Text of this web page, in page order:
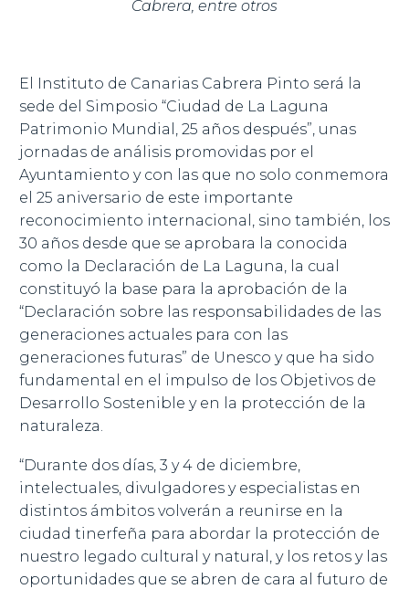
Cabrera, entre otros
El Instituto de Canarias Cabrera Pinto será la
sede del Simposio “Ciudad de La Laguna
Patrimonio Mundial, 25 años después”, unas
jornadas de análisis promovidas por el
Ayuntamiento y con las que no solo conmemora
el 25 aniversario de este importante
reconocimiento internacional, sino también, los
30 años desde que se aprobara la conocida
como la Declaración de La Laguna, la cual
constituyó la base para la aprobación de la
“Declaración sobre las responsabilidades de las
generaciones actuales para con las
generaciones futuras” de Unesco y que ha sido
fundamental en el impulso de los Objetivos de
Desarrollo Sostenible y en la protección de la
naturaleza.
“Durante dos días, 3 y 4 de diciembre,
intelectuales, divulgadores y especialistas en
distintos ámbitos volverán a reunirse en la
ciudad tinerfeña para abordar la protección de
nuestro legado cultural y natural, y los retos y las
oportunidades que se abren de cara al futuro de